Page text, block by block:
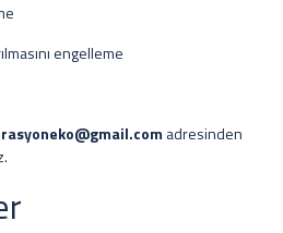
engelleme
adresinden